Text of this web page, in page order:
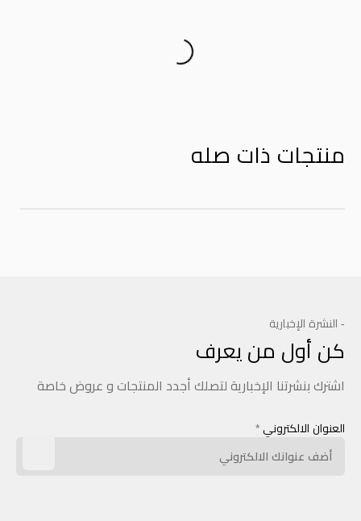
منتجات ذات صله
- النشرة الإخبارية
كن أول من يعرف
اشترك بنشرتنا الإخبارية لتصلك أجدد المنتجات و عروض خاصة
العنوان الالكتروني *